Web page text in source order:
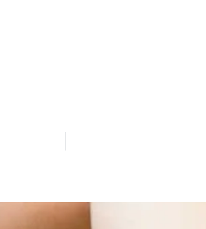
Prévention des Maltraitances
RS7202 – 100 % à distance